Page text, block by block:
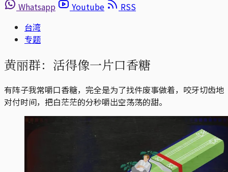
Whatsapp
Youtube
RSS
台湾
专题
黄丽群：活得像一片口香糖
有阵子我常嚼口香糖，完全是为了找件废事做着，咬牙切齿地
对付时间，把白茫茫的分秒嚼出空荡荡的甜。